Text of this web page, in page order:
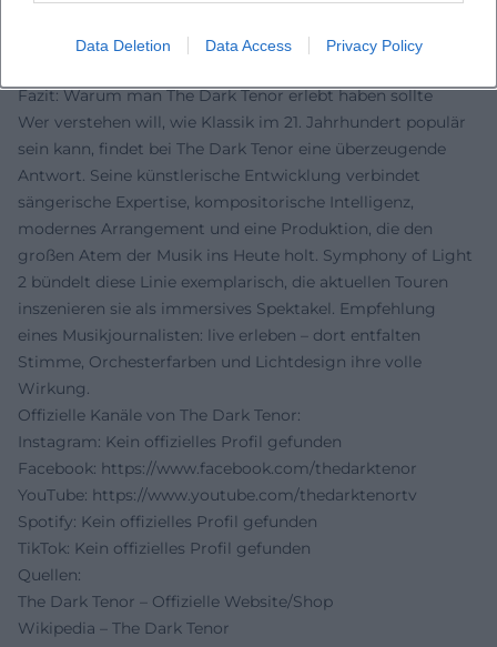
Data Deletion Data Access Privacy Policy
Die Resonanz spiegelt, was die Shows versprechen: hohe
Fazit: Warum man The Dark Tenor erlebt haben sollte
Wer verstehen will, wie Klassik im 21. Jahrhundert populär
sein kann, findet bei The Dark Tenor eine überzeugende
Antwort. Seine künstlerische Entwicklung verbindet
sängerische Expertise, kompositorische Intelligenz,
modernes Arrangement und eine Produktion, die den
großen Atem der Musik ins Heute holt. Symphony of Light
2 bündelt diese Linie exemplarisch, die aktuellen Touren
inszenieren sie als immersives Spektakel. Empfehlung
eines Musikjournalisten: live erleben – dort entfalten
Stimme, Orchesterfarben und Lichtdesign ihre volle
Wirkung.
Offizielle Kanäle von The Dark Tenor:
Instagram: Kein offizielles Profil gefunden
Facebook: https://www.facebook.com/thedarktenor
YouTube: https://www.youtube.com/thedarktenortv
Spotify: Kein offizielles Profil gefunden
TikTok: Kein offizielles Profil gefunden
Quellen:
The Dark Tenor – Offizielle Website/Shop
Wikipedia – The Dark Tenor